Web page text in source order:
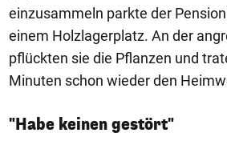
einzusammeln parkte der
einem Holzlagerplatz. An der
pflückten sie die Pflanzen und
Minuten schon wieder den
"Habe keinen gestört"